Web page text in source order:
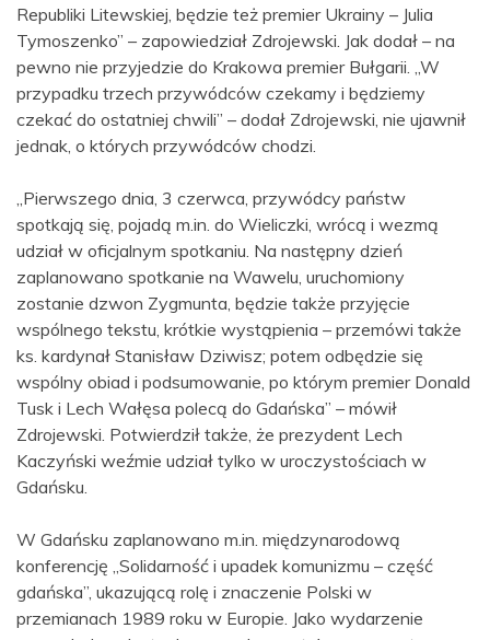
Republiki Litewskiej, będzie też premier Ukrainy – Julia
Tymoszenko” – zapowiedział Zdrojewski. Jak dodał – na
pewno nie przyjedzie do Krakowa premier Bułgarii. „W
przypadku trzech przywódców czekamy i będziemy
czekać do ostatniej chwili” – dodał Zdrojewski, nie ujawnił
jednak, o których przywódców chodzi.
„Pierwszego dnia, 3 czerwca, przywódcy państw
spotkają się, pojadą m.in. do Wieliczki, wrócą i wezmą
udział w oficjalnym spotkaniu. Na następny dzień
zaplanowano spotkanie na Wawelu, uruchomiony
zostanie dzwon Zygmunta, będzie także przyjęcie
wspólnego tekstu, krótkie wystąpienia – przemówi także
ks. kardynał Stanisław Dziwisz; potem odbędzie się
wspólny obiad i podsumowanie, po którym premier Donald
Tusk i Lech Wałęsa polecą do Gdańska” – mówił
Zdrojewski. Potwierdził także, że prezydent Lech
Kaczyński weźmie udział tylko w uroczystościach w
Gdańsku.
W Gdańsku zaplanowano m.in. międzynarodową
konferencję „Solidarność i upadek komunizmu – część
gdańska”, ukazującą rolę i znaczenie Polski w
przemianach 1989 roku w Europie. Jako wydarzenie